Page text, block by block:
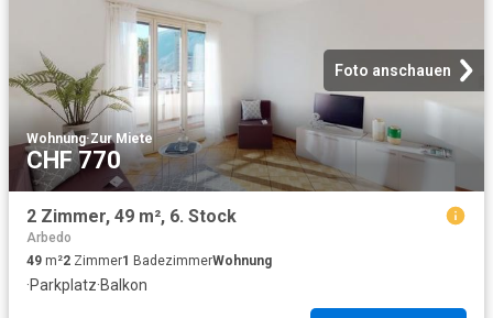
Foto anschauen
Wohnung·Zur Miete
CHF 770
2 Zimmer, 49 m², 6. Stock
Arbedo
49 m²2 Zimmer1 BadezimmerWohnung
·Parkplatz·Balkon